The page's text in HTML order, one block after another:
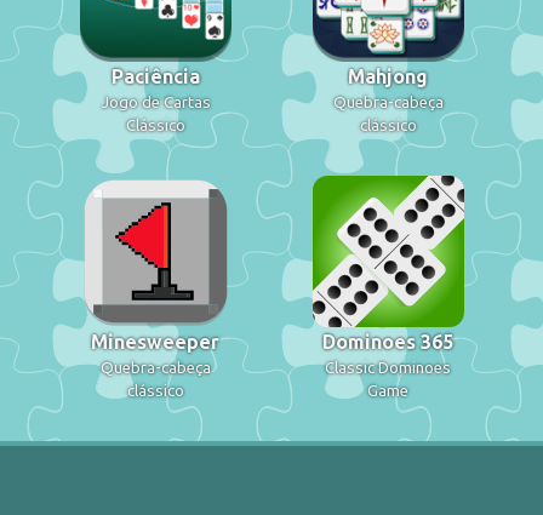
Paciência
Jogo de Cartas
Clássico
Mahjong
Quebra-cabeça
clássico
Minesweeper
Quebra-cabeça
clássico
Dominoes 365
Classic Dominoes
Game